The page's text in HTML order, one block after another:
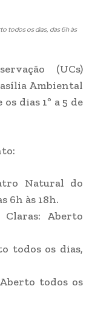
todos os dias, das 6h às
(UCs)
Ambiental
dias 1º a 5 de
Natural do
6h às 18h.
Aberto
todos os dias,
todos os